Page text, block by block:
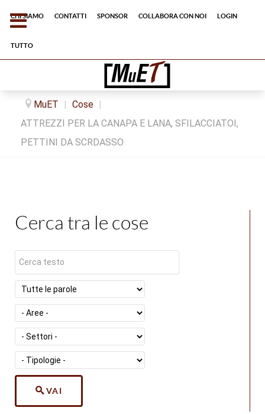
Chi siamo Contatti Sponsor Collabora con noi Login
tutto
MuET | Cose |
ATTREZZI PER LA CANAPA E LANA, SFILACCIATOI,
PETTINI DA SCRDASSO
Cerca tra le cose
VAI